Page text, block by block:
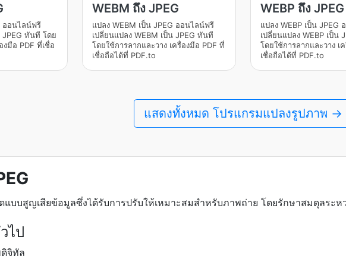
ออนไลน์ฟรี
JPEG ทันที โดย
งมือ PDF ที่เชื่อ
WEBM ถึง JPEG
แปลง WEBM เป็น JPEG ออนไลน์ฟรี
เปลี่ยนแปลง WEBM เป็น JPEG ทันที
โดยใช้การลากและวาง เครื่องมือ PDF ที่
เชื่อถือได้ที่ PDF.to
WEBP ถึง JPEG
แปลง WEBP เป็น JPEG
เปลี่ยนแปลง WEBP เป็น
โดยใช้การลากและวาง เ
เชื่อถือได้ที่ PDF.to
แสดงทั้งหมด โปรแกรมแปลงรูปภาพ →
แบบสูญเสียข้อมูลซึ่งได้รับการปรับให้เหมาะสมสำหรับภาพถ่าย โดยรักษาสมดุลระ
ไป
จิทัล